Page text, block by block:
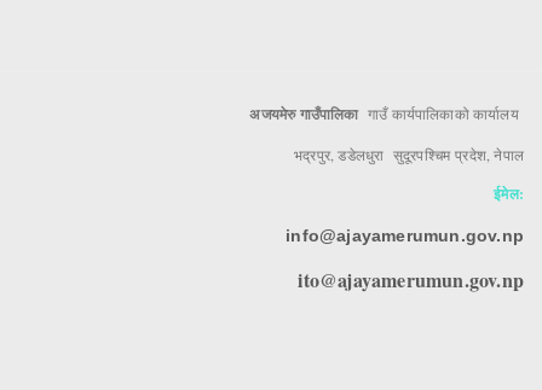
अजयमेरु गाउँपालिका गाउँ कार्यपालिकाको कार्यालय
भद्रपुर, डडेलधुरा सुदूरपश्चिम प्रदेश, नेपाल
ईमेल:
info@ajayamerumun.gov.np
ito@ajayamerumun.gov.np